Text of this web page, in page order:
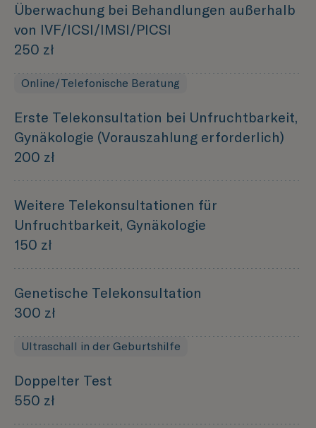
Überwachung bei Behandlungen außerhalb
von IVF/ICSI/IMSI/PICSI
250 zł
Online/Telefonische Beratung
Erste Telekonsultation bei Unfruchtbarkeit,
Gynäkologie (Vorauszahlung erforderlich)
200 zł
Weitere Telekonsultationen für
Unfruchtbarkeit, Gynäkologie
150 zł
Genetische Telekonsultation
300 zł
Ultraschall in der Geburtshilfe
Doppelter Test
550 zł